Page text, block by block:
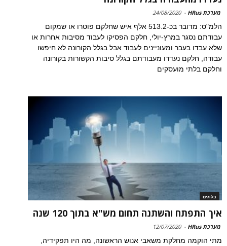
מערכת HRus -
24/08/2020
הלמ"ס: מדובר בכ-513.2 אלף איש שחלקם פוטרו או שמקום
עבודתם נסגר במרץ-יולי, חלקם הפסיקו לעבוד מסיבות אחרות או
שלא עבדו בעבר ומעוניינים לעבוד אבל בגלל הקורונה לא חיפשו
עבודה, חלקם נעדרו מעבודתם בגלל סיבות הקשורות בקורונה
וחלקם בלתי מועסקים
בלוגים
איך התפתח והשתנה תחום מש"א בתוך 120 שנה
מערכת HRus -
12/07/2020
מתי הוקמה מחלקת משאבי אנוש הראשונה, מה היו תפקידיה,